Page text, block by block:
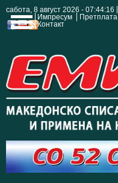
сабота, 8 август 2026 - 07:44:16
Импресум
Претплата
Контакт